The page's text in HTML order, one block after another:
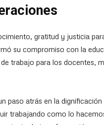
gratitud y justicia
su compromiso con la
trabajo para los docentes,
paso atrás en la
trabajando como lo